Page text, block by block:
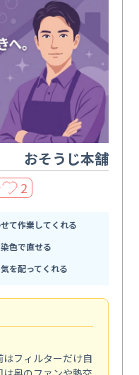
おそうじ本舗
2
て作業してくれる
色で直せる
を配ってくれる
フィルターだけ自